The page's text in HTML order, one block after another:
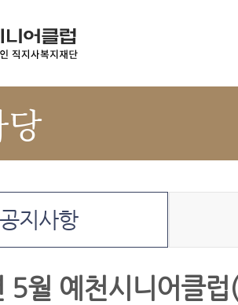
공지사항
월 예천시니어클럽